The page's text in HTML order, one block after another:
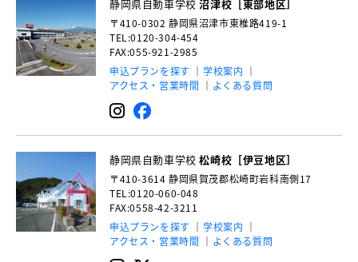
静岡県自動車学校沼津校［東部地区］
〒410-0302 静岡県沼津市東椎路419-1
TEL:0120-304-454
FAX:055-921-2985
申込プランを探す
学校案内
アクセス・営業時間
よくある質問
静岡県自動車学校松崎校［伊豆地区］
〒410-3614 静岡県賀茂郡松崎町岩科南側17
TEL:0120-060-048
FAX:0558-42-3211
申込プランを探す
学校案内
アクセス・営業時間
よくある質問